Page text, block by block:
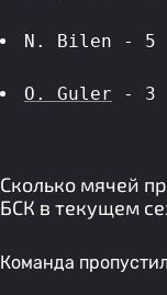
N. Bilen - 5
O. Guler - 3
Сколько мячей
БСК в текущем
Команда